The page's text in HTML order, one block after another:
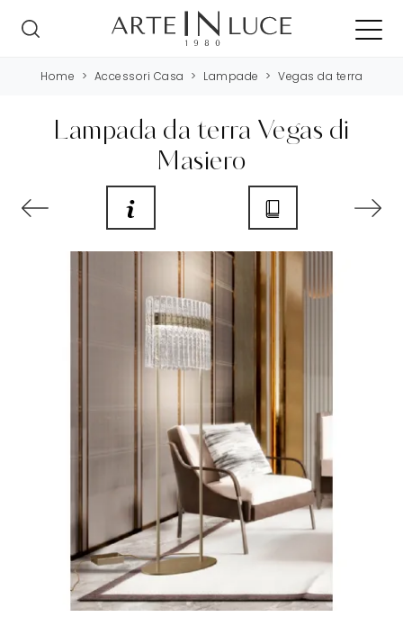
Home > Accessori Casa > Lampade > Vegas da terra
Lampada da terra Vegas di
Masiero